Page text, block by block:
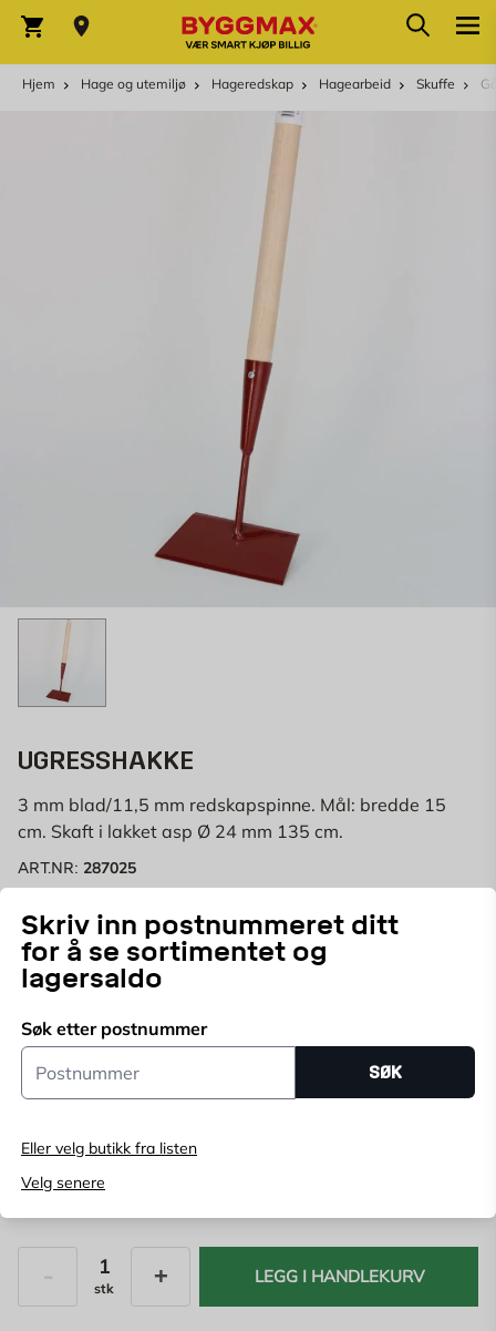
Skriv inn postnummeret ditt
for å se sortimentet og
lagersaldo
Søk etter postnummer
Postnummer
SØK
Eller velg butikk fra listen
Velg senere
Varekurv Søk
Hjem Hage og utemiljø Hageredskap Hagearbeid Skuffe
UGRESSHAKKE
3 mm blad/11,5 mm redskapspinne. Mål: bredde 15
cm. Skaft i lakket asp Ø 24 mm 135 cm.
ART.NR: 287025
Hageskyffel brukes til å fjerne ugress på grusveien eller
i bedet.
Velg butikk for å se lagerstatus
Kjøp online, bestill levering i kassen
stk
LEGG I HANDLEKURV